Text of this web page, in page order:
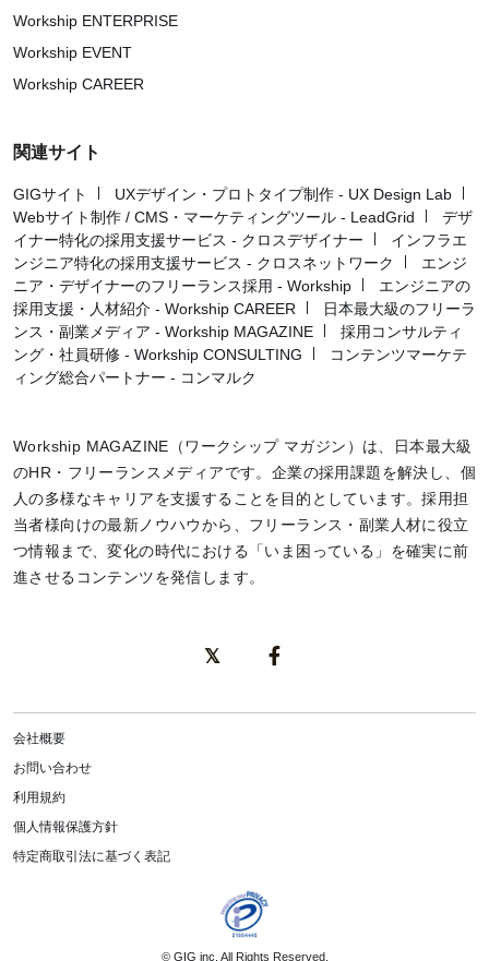
Workship ENTERPRISE
Workship EVENT
Workship CAREER
関連サイト
GIGサイト
UXデザイン・プロトタイプ制作 - UX Design Lab
Webサイト制作 / CMS・マーケティングツール - LeadGrid
デザ
イナー特化の採用支援サービス - クロスデザイナー
インフラエ
ンジニア特化の採用支援サービス - クロスネットワーク
エンジ
ニア・デザイナーのフリーランス採用 - Workship
エンジニアの
採用支援・人材紹介 - Workship CAREER
日本最大級のフリーラ
ンス・副業メディア - Workship MAGAZINE
採用コンサルティ
ング・社員研修 - Workship CONSULTING
コンテンツマーケテ
ィング総合パートナー - コンマルク
Workship MAGAZINE（ワークシップ マガジン）は、日本最大級
のHR・フリーランスメディアです。企業の採用課題を解決し、個
人の多様なキャリアを支援することを目的としています。採用担
当者様向けの最新ノウハウから、フリーランス・副業人材に役立
つ情報まで、変化の時代における「いま困っている」を確実に前
進させるコンテンツを発信します。
会社概要
お問い合わせ
利用規約
個人情報保護方針
特定商取引法に基づく表記
© GIG inc. All Rights Reserved.